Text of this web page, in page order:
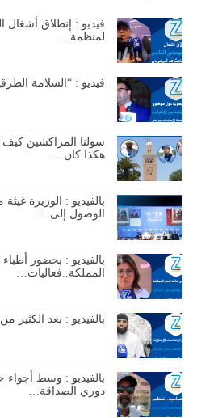
فيديو : إنطلاق أشغال
لمنظمة…
فيديو : “السلامة
سولنا المراكشين
هكذا كان…
بالفيديو : الوزيرة
الوصول إلى…
بالفيديو : بحضور
المملكة..فعاليات…
بالفيديو : بعد الكثير
بالفيديو : وسط أجواء
دوري الصداقة…